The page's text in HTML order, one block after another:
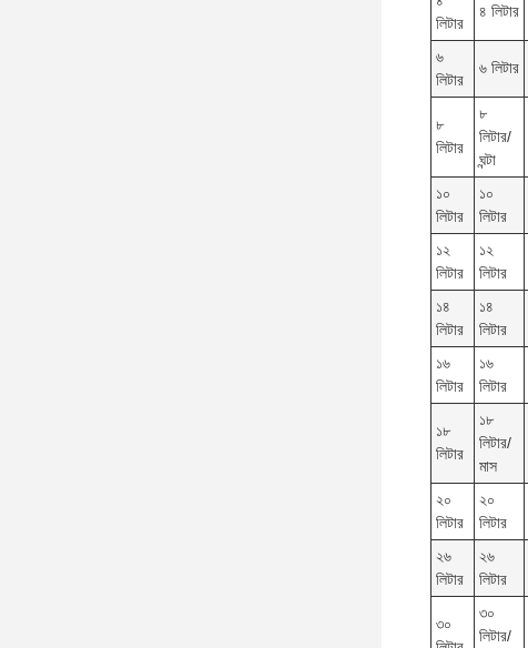
লিটার
৪ লিটার
৬
লিটার
৬ লিটার
৮
লিটার
৮
লিটার/
ঘন্টা
১০
লিটার
১০
লিটার
১২
লিটার
১২
লিটার
১৪
লিটার
১৪
লিটার
১৬
লিটার
১৬
লিটার
১৮
লিটার
১৮
লিটার/
মাস
২০
লিটার
২০
লিটার
২৬
লিটার
২৬
লিটার
৩০
৩০
লিটার/